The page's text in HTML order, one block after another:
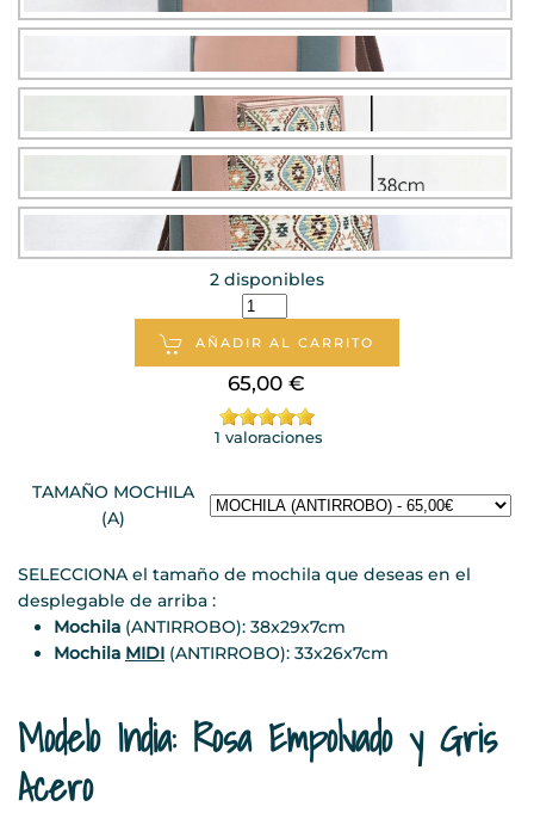
2 disponibles
AÑADIR AL CARRITO
65,00 €
1 valoraciones
TAMAÑO MOCHILA
(A)
SELECCIONA el tamaño de mochila que deseas en el
desplegable de arriba :
Mochila (ANTIRROBO): 38x29x7cm
Mochila MIDI (ANTIRROBO): 33x26x7cm
Modelo India: Rosa Empolvado y Gris
Acero